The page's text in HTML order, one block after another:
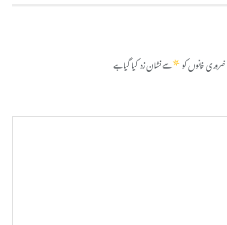
ضروری خانوں کو*سے نشان زد کیا گیا ہے